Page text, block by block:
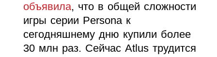
объявила, что в общей сложности
игры серии Persona к
сегодняшнему дню купили более
30 млн раз. Сейчас Atlus трудится